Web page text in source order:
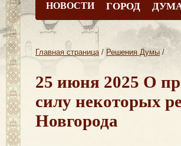
НОВОСТИ ГОРОД
Главная страница/ Решения Думы /
25 июня 2025 О
силу некоторых
Новгорода